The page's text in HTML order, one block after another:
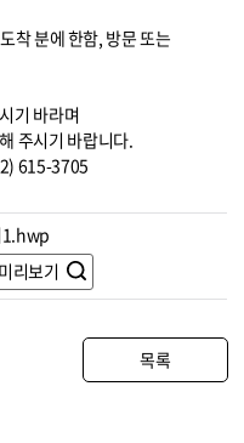
착 분에 한함, 방문 또는
기 바라며
주시기 바랍니다.
615-3705
1.hwp
미리보기
목록